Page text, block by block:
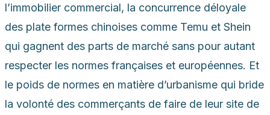
l’immobilier commercial, la concurrence déloyale
des plate formes chinoises comme Temu et Shein
qui gagnent des parts de marché sans pour autant
respecter les normes françaises et européennes. Et
le poids de normes en matière d’urbanisme qui bride
la volonté des commerçants de faire de leur site de